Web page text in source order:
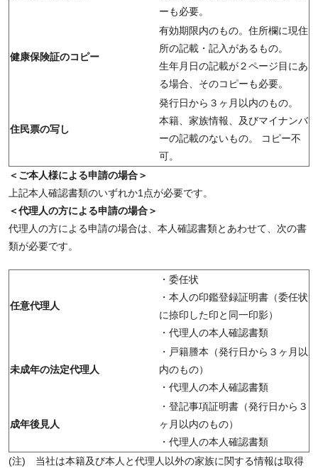
ーも必要。
健康保険証のコピー
有効期限内のもの。住所欄に現住
所の記載・記入があるもの。
生年月日の記載が２ページ目にあ
る場合、そのコピーも必要。
住民票の写し
発行日から３ヶ月以内のもの。
本籍、家族情報、及びマイナンバ
ーの記載のないもの。 コピー不
可。
＜ご本人様による申請の場合＞
上記本人確認書類のいずれか1点が必要です。
＜代理人の方による申請の場合＞
代理人の方による申請の場合は、本人確認書類とあわせて、次の書
類が必要です。
任意代理人
・委任状
・本人の印鑑登録証明書（委任状
に捺印した印と同一印影）
・代理人の本人確認書類
未成年の法定代理人
・戸籍謄本（発行日から３ヶ月以
内のもの）
・代理人の本人確認書類
成年後見人
・登記事項証明書（発行日から３
ヶ月以内のもの）
・代理人の本人確認書類
(注) 当社は本籍及び本人と代理人以外の家族に関する情報は取得